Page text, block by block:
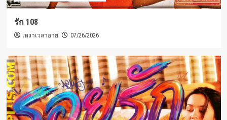
รัก 108
เหงาเวลาอาย 07/26/2026